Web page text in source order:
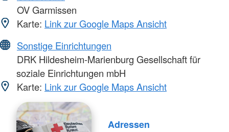
OV Garmissen
Karte: Link zur Google Maps Ansicht
Sonstige Einrichtungen
DRK Hildesheim-Marienburg Gesellschaft für
soziale Einrichtungen mbH
Karte: Link zur Google Maps Ansicht
Adressen